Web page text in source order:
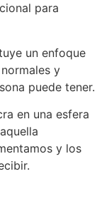
para
un enfoque
y
puede tener.
en una esfera
y los